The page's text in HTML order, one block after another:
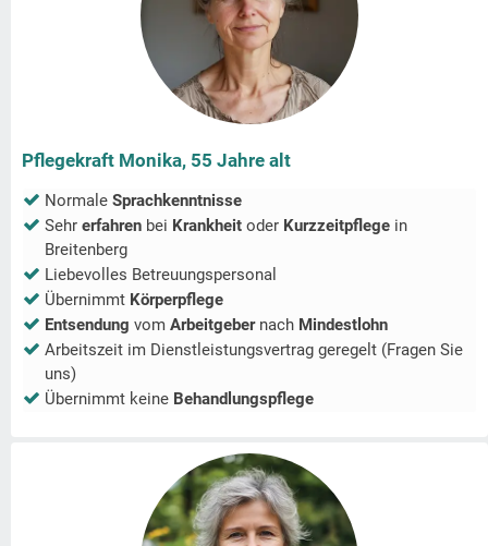
Pflegekraft Monika, 55 Jahre alt
Normale Sprachkenntnisse
Sehr erfahren bei Krankheit oder Kurzzeitpflege in
Breitenberg
Liebevolles Betreuungspersonal
Übernimmt Körperpflege
Entsendung vom Arbeitgeber nach Mindestlohn
Arbeitszeit im Dienstleistungsvertrag geregelt (Fragen Sie
uns)
Übernimmt keine Behandlungspflege